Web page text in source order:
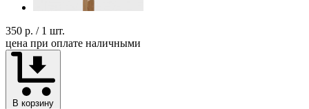
350 р. / 1 шт.
цена при оплате наличными
В корзину